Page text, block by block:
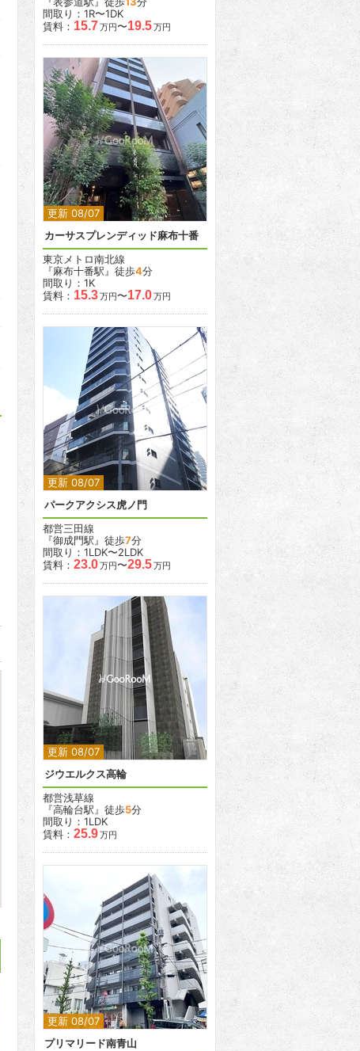
間取り：1R〜1DK
賃料： 15.7万円〜19.5万円
更新 08/07
2 2
カーサスプレンディッド麻布十番
東京メトロ南北線
『麻布十番駅』徒歩4分
間取り：1K
賃料： 15.3万円〜17.0万円
更新 08/07
2 2
パークアクシス虎ノ門
都営三田線
『御成門駅』徒歩7分
間取り：1LDK〜2LDK
賃料： 23.0万円〜29.5万円
更新 08/07
ジウエルクス高輪
都営浅草線
『高輪台駅』徒歩5分
間取り：1LDK
賃料： 25.9万円
更新 08/07
2 2
プリマリード南青山